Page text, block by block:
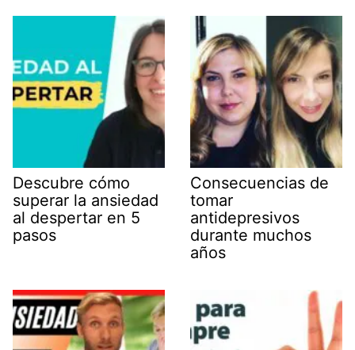
Descubre cómo
superar la ansiedad
al despertar en 5
pasos
Consecuencias de
tomar
antidepresivos
durante muchos
años